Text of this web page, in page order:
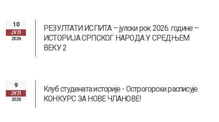
10
ЈУЛ
2026
РЕЗУЛТАТИ ИСПИТА – јулски рок 2026. године –
ИСТОРИЈA СРПСКОГ НАРОДА У СРЕДЊЕМ
ВЕКУ 2
9
ЈУЛ
2026
Клуб студената историје - Острогорски расписује
КОНКУРС ЗА НОВЕ ЧЛАНОВЕ!